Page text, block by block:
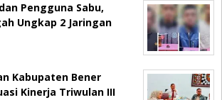
Pengguna Sabu,
Ungkap 2 Jaringan
Kabupaten Bener
Kinerja Triwulan III